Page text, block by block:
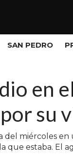
SAN PEDRO
en
su
miércoles en
que estaba. El